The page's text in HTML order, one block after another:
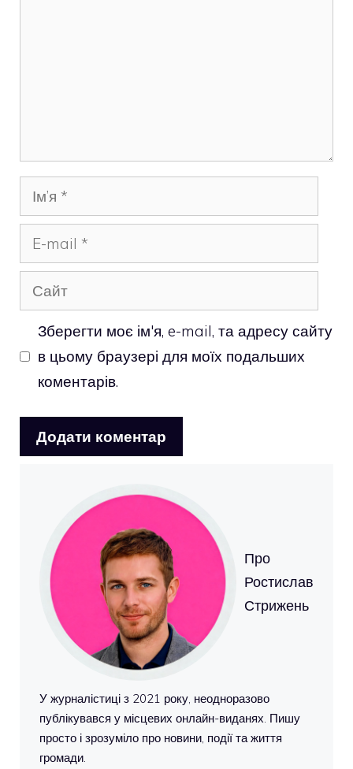
Ім’я
mail
Сайт
Зберегти моє ім'я, e-mail, та адресу сайту
в цьому браузері для моїх подальших
коментарів.
Про
Ростислав
Стрижень
У журналістиці з 2021 року, неодноразово
публікувався у місцевих онлайн-виданях. Пишу
просто і зрозуміло про новини, події та життя
громади.